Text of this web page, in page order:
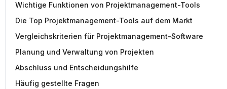
Wichtige Funktionen von Projektmanagement-Tools
Die Top Projektmanagement-Tools auf dem Markt
Vergleichskriterien für Projektmanagement-Software
Planung und Verwaltung von Projekten
Abschluss und Entscheidungshilfe
Häufig gestellte Fragen